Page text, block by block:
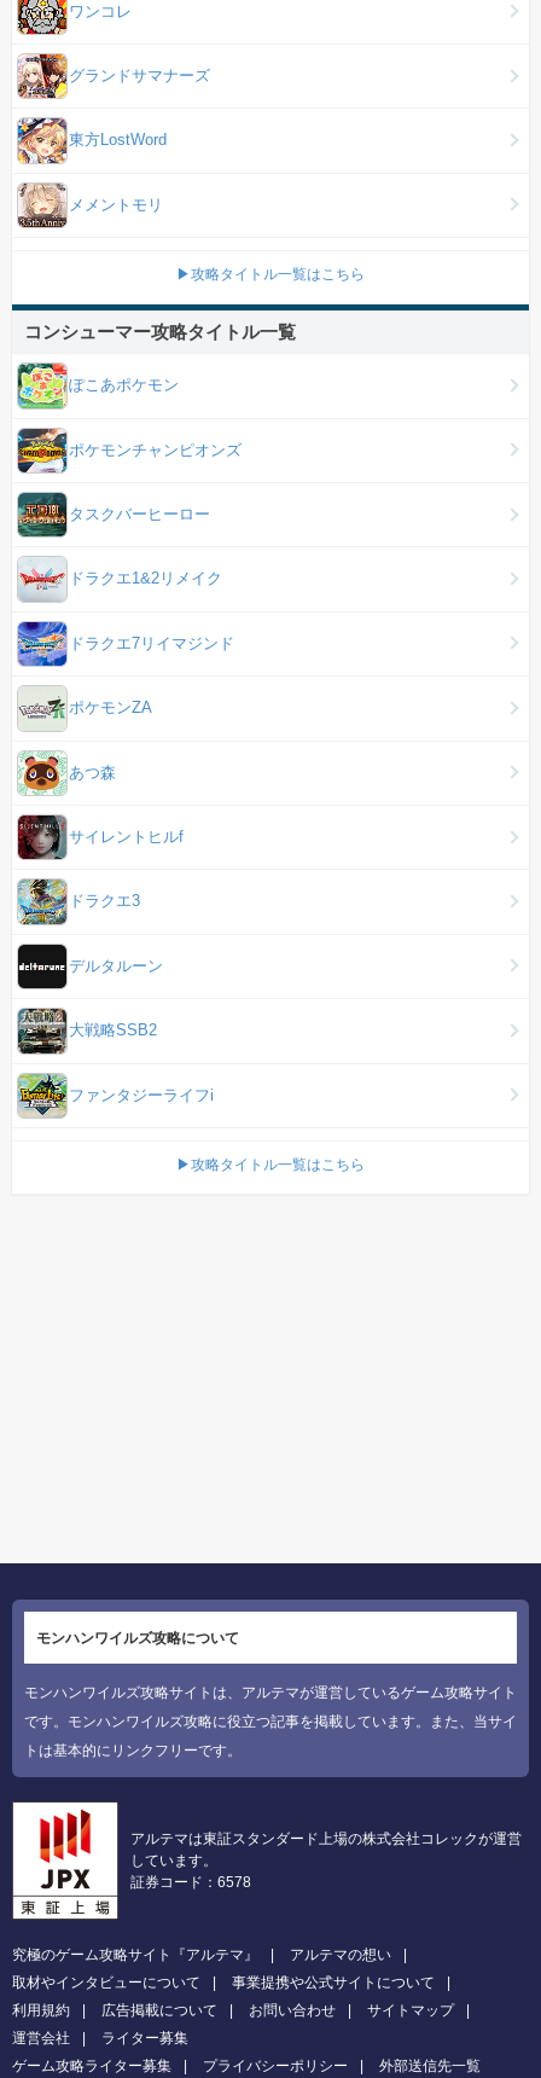
ワンコレ
グランドサマナーズ
東方LostWord
メメントモリ
▶攻略タイトル一覧はこちら
コンシューマー攻略タイトル一覧
ぽこあポケモン
ポケモンチャンピオンズ
タスクバーヒーロー
ドラクエ1&2リメイク
ドラクエ7リイマジンド
ポケモンZA
あつ森
サイレントヒルf
ドラクエ3
デルタルーン
大戦略SSB2
ファンタジーライフi
▶攻略タイトル一覧はこちら
モンハンワイルズ攻略について
モンハンワイルズ攻略サイトは、アルテマが運営しているゲーム攻略サイト
です。モンハンワイルズ攻略に役立つ記事を掲載しています。また、当サイ
トは基本的にリンクフリーです。
アルテマは東証スタンダード上場の株式会社コレックが運営
しています。
証券コード：6578
究極のゲーム攻略サイト『アルテマ』
アルテマの想い
取材やインタビューについて
事業提携や公式サイトについて
利用規約
広告掲載について お問い合わせ
サイトマップ
運営会社
ライター募集
ゲーム攻略ライター募集
プライバシーポリシー 外部送信先一覧